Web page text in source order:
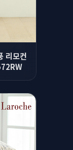
리모컨